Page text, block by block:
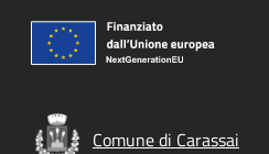
Comune di Carassai